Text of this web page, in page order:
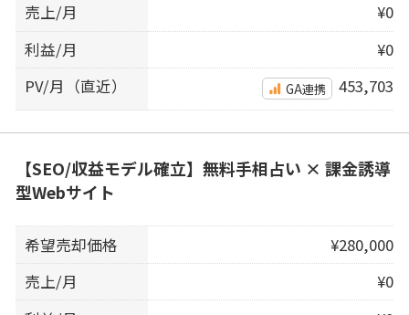
売上/月
¥0
利益/月
¥0
PV/月（直近）
GA連携 453,703
【SEO/収益モデル確立】無料手相占い × 課金誘導
型Webサイト
希望売却価格
¥280,000
売上/月
¥0